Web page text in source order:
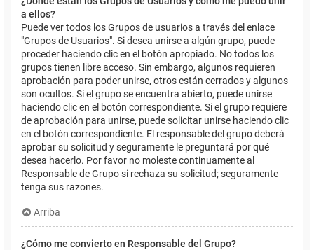
a ellos?
Puede ver todos los Grupos de usuarios a través del enlace
"Grupos de Usuarios". Si desea unirse a algún grupo, puede
proceder haciendo clic en el botón apropiado. No todos los
grupos tienen libre acceso. Sin embargo, algunos requieren
aprobación para poder unirse, otros están cerrados y algunos
son ocultos. Si el grupo se encuentra abierto, puede unirse
haciendo clic en el botón correspondiente. Si el grupo requiere
de aprobación para unirse, puede solicitar unirse haciendo clic
en el botón correspondiente. El responsable del grupo deberá
aprobar su solicitud y seguramente le preguntará por qué
desea hacerlo. Por favor no moleste continuamente al
Responsable de Grupo si rechaza su solicitud; seguramente
tenga sus razones.
Arriba
¿Cómo me convierto en Responsable del Grupo?